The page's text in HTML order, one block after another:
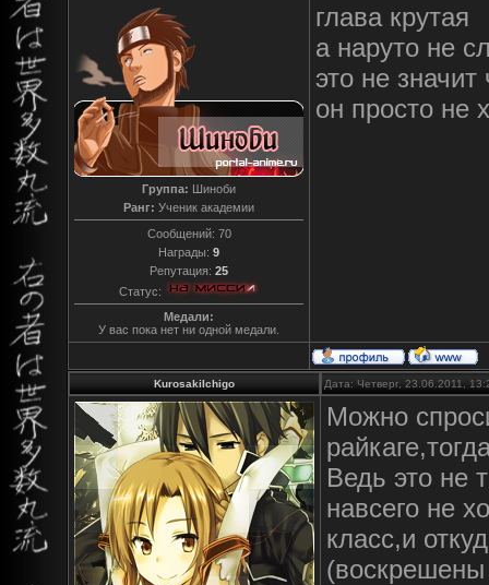
Группа: Шиноби
Ранг: Ученик академии
Сообщений: 70
Награды: 9
Репутация: 25
Статус:
Медали:
У вас пока нет ни одной медали.
глава крутая
а наруто не
это не
он просто не
KurosakiIchigo Дата: Четверг, 23.06.2011,
Можно
Ведь это не
навсего не
класс,и
(воскрешены